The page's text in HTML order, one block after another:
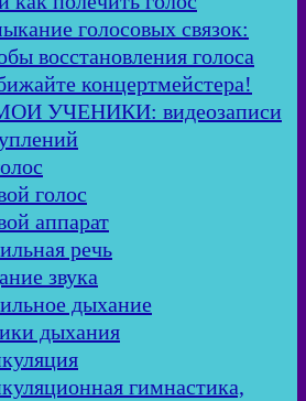
голосовых связок:
восстановления голоса
концертмейстера!
УЧЕНИКИ: видеозаписи
голос
аппарат
речь
звука
дыхание
дыхания
гимнастика,